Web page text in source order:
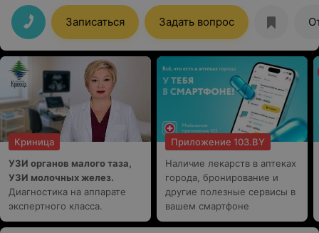
встречала. Получила 200 процентов информации,
советы и рекомендации. Редко такое можно
встретить… Помимо того девушка очень приятная,
вежливая и тактичная. Многим нужно учиться такому
общению с клиентами. Благодарю, так держать!
Записаться Задать вопрос
Криница
УЗИ органов малого таза,
УЗИ молочных желез.
Диагностика на аппарате
экспертного класса.
Приложение 103.BY
Наличие лекарств в аптеках
города, бронирование и
другие полезные сервисы в
вашем смартфоне